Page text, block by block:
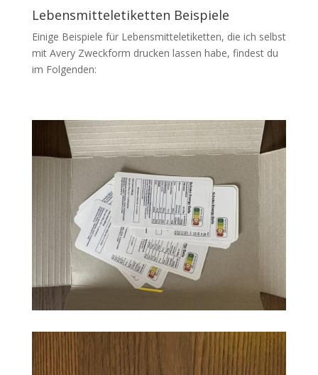
Lebensmitteletiketten Beispiele
Einige Beispiele für Lebensmitteletiketten, die ich selbst
mit Avery Zweckform drucken lassen habe, findest du
im Folgenden: